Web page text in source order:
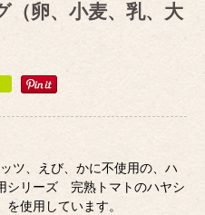
（卵、小麦、乳、大
ツ、えび、かに不使用の、ハ
シリーズ 完熟トマトのハヤシ
使用しています。